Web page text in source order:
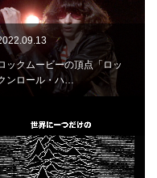
ックムービーの頂点「ロッ
ンロール・ハ…